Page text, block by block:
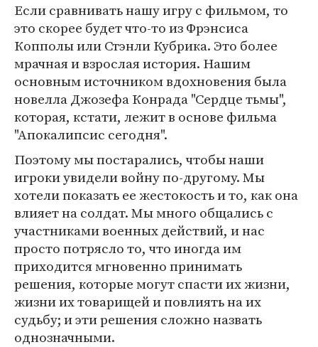
Если сравнивать нашу игру с фильмом, то
это скорее будет что-то из Фрэнсиса
Копполы или Стэнли Кубрика. Это более
мрачная и взрослая история. Нашим
основным источником вдохновения была
новелла Джозефа Конрада "Сердце тьмы",
которая, кстати, лежит в основе фильма
"Апокалипсис сегодня".
Поэтому мы постарались, чтобы наши
игроки увидели войну по-другому. Мы
хотели показать ее жестокость и то, как она
влияет на солдат. Мы много общались с
участниками военных действий, и нас
просто потрясло то, что иногда им
приходится мгновенно принимать
решения, которые могут спасти их жизни,
жизни их товарищей и повлиять на их
судьбу; и эти решения сложно назвать
однозначными.